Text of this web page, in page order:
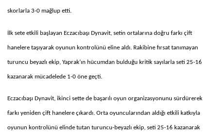
skorlarla 3-0 mağlup etti.
İlk sete etkili başlayan Eczacıbaşı Dynavit, setin ortalarına doğru farkı çift
hanelere taşıyarak oyunun kontrolünü eline aldı. Rakibine fırsat tanımayan
turuncu beyazlı ekip, Yaprak’ın hücumdan bulduğu kritik sayılarla seti 25-16
kazanarak mücadelede 1-0 öne geçti.
Eczacıbaşı Dynavit, ikinci sette de başarılı oyun organizasyonunu sürdürerek
farkı yeniden çift hanelere çıkardı. Orta oyuncularından aldığı etkili katkıyla
oyunun kontrolünü elinde tutan turuncu-beyazlı ekip, seti 25-16 kazanarak